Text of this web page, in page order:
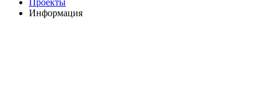
Проекты
Информация